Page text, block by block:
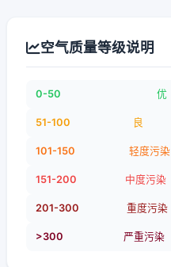
空气质量等级说明
0-50 优
51-100 良
101-150 轻度污染
151-200 中度污染
201-300 重度污染
>300 严重污染